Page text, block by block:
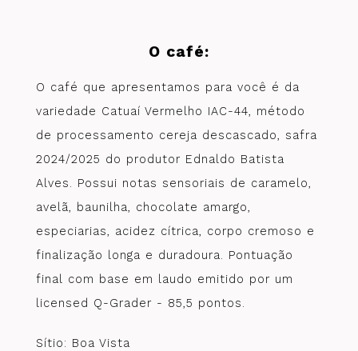
O café:
O café que apresentamos para você é da
variedade Catuaí Vermelho IAC-44, método
de processamento cereja descascado, safra
2024/2025 do produtor Ednaldo Batista
Alves. Possui notas sensoriais de caramelo,
avelã, baunilha, chocolate amargo,
especiarias, acidez cítrica, corpo cremoso e
finalização longa e duradoura. Pontuação
final com base em laudo emitido por um
licensed Q-Grader - 85,5 pontos.
Sítio: Boa Vista